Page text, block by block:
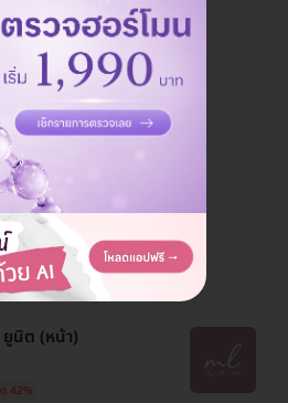
(รักษวี คลินิก
วิท 26 แขวงคลองตัน เขตคลองเตย
ดูรายละเอียด
มฉีดโบท็อกซ์ (Botox)
นิต (หน้า)
42%